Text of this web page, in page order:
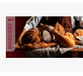
рывком
выхватил
около 55 тысяч рублей.
грабителя. В
реклама